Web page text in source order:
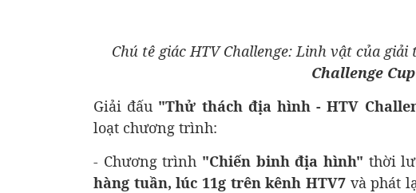
Chú tê giác HTV Challenge: Linh vật của giải
Challenge
Giải đấu "Thử thách địa hình - HTV
loạt chương trình:
- Chương trình "Chiến binh địa hình" thời
hàng tuần, lúc 11g trên kênh HTV7và phát